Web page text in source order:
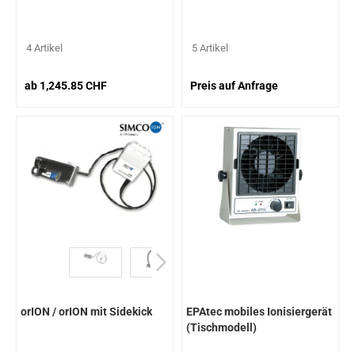
4 Artikel
ab 1,245.85 CHF
5 Artikel
Preis auf Anfrage
orION / orION mit Sidekick
EPAtec mobiles Ionisiergerät
(Tischmodell)